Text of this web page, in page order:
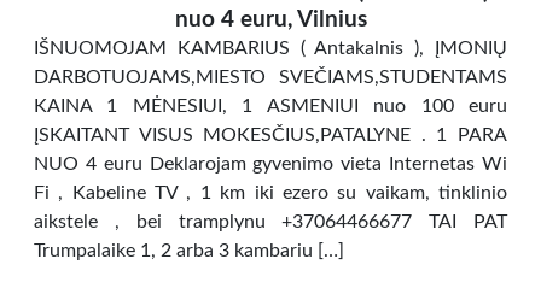
nuo 4 euru, Vilnius
IŠNUOMOJAM KAMBARIUS ( Antakalnis ), ĮMONIŲ
DARBOTUOJAMS,MIESTO SVEČIAMS,STUDENTAMS
KAINA 1 MĖNESIUI, 1 ASMENIUI nuo 100 euru
ĮSKAITANT VISUS MOKESČIUS,PATALYNE . 1 PARA
NUO 4 euru Deklarojam gyvenimo vieta Internetas Wi
Fi , Kabeline TV , 1 km iki ezero su vaikam, tinklinio
aikstele , bei tramplynu +37064466677 TAI PAT
Trumpalaike 1, 2 arba 3 kambariu […]